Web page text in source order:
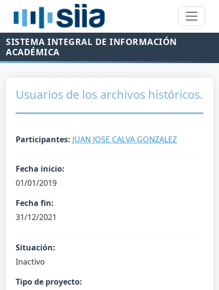
SISTEMA INTEGRAL DE INFORMACIÓN
ACADÉMICA
Usuarios de los archivos históricos.
Participantes: JUAN JOSE CALVA GONZALEZ
Fecha inicio:
01/01/2019
Fecha fin:
31/12/2021
Situación:
Inactivo
Tipo de proyecto: